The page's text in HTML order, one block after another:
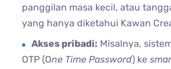
panggilan masa kecil, atau
yang hanya diketahui Kawan
Akses pribadi: Misalnya,
OTP (One Time Password) ke